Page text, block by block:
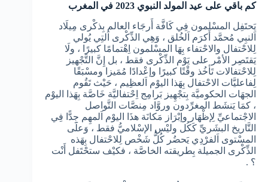
كم باقي على عيد المولد النبوي 2023 في المغرب
يَحتَفِل المسْلمون فِي كَافَّة أَرجَاء العالم بِذكْرى مِيلَاد
اَلنبِي مُحمَّد أَكرَم اَلخُلق ، وَهِي الذِّكْرى اَلتِي يُولي
لِلاحْتفال والاحْتفاء بِهَا المسْلمون اِهْتمامًا كبيرًا ، ولَا
يَقتَصِر الأمْر على يَوْم الذِّكْرى فقط ، بل إِنَّ التَّجْهيز
لِلاحْتفالات تَأخُذ وقْتًا كبيرًا وإعْدادًا مُمَيزا ومسْبَقًا
لِفاعليَّات الاحْتفال بِهَذا اليوْم اَلعظِيم ، حَيْث تَقُوم
الجهَات الحكوميَّة بِتجْهِيز بَرامِج اِحْتفاليَّة خَاصَّة بِهَذا اليوْم
، كمَا يَنشَط المغرِّدون وروَّاد مِنصَّات التَّواصل
الاجْتماعيِّ لِإظْهَار وإبْرَاز مَكانَة هذَا اليوْم اَلمهِم جِدًّا فِي
التَّاريخ البشَريِّ كَكُل وليْس الإسْلاميُّ فقط ، وَعلَى
المسْتوى اَلفرْدِي يَحضُر كُلُّ شَخْص لِلاحْتفال بِهَذه
الذِّكْرى الجميلة بِطريقته الخاصَّة ، فكيْف ستحْتَفل أَنْت
؟ .